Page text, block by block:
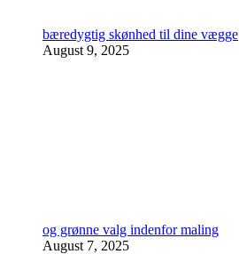
bæredygtig skønhed til dine vægge
August 9, 2025
og grønne valg indenfor maling
August 7, 2025